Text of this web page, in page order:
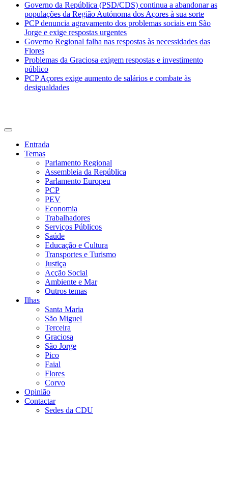
Governo da República (PSD/CDS) continua a abandonar as
populações da Região Autónoma dos Açores à sua sorte
PCP denuncia agravamento dos problemas sociais em São
Jorge e exige respostas urgentes
Governo Regional falha nas respostas às necessidades das
Flores
Problemas da Graciosa exigem respostas e investimento
público
PCP Açores exige aumento de salários e combate às
desigualdades
Entrada
Temas
Parlamento Regional
Assembleia da República
Parlamento Europeu
PCP
PEV
Economia
Trabalhadores
Serviços Públicos
Saúde
Educação e Cultura
Transportes e Turismo
Justiça
Acção Social
Ambiente e Mar
Outros temas
Ilhas
Santa Maria
São Miguel
Terceira
Graciosa
São Jorge
Pico
Faial
Flores
Corvo
Opinião
Contactar
Sedes da CDU